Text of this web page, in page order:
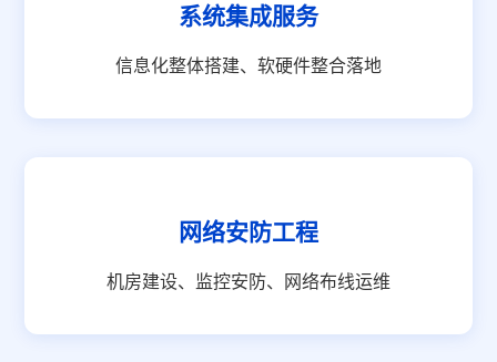
系统集成服务
信息化整体搭建、软硬件整合落地
网络安防工程
机房建设、监控安防、网络布线运维